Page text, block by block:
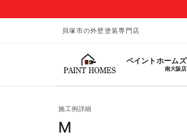
貝塚市の外壁塗装専門店
ペイントホームズ
南大阪店
施工例詳細
M